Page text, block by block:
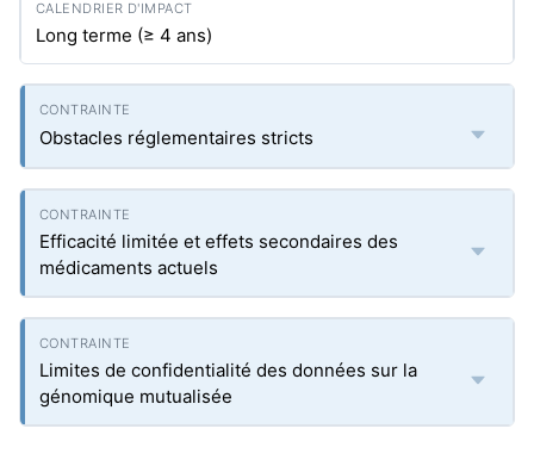
Long terme (≥ 4 ans)
Obstacles réglementaires stricts
Efficacité limitée et effets secondaires des
médicaments actuels
Limites de confidentialité des données sur la
génomique mutualisée